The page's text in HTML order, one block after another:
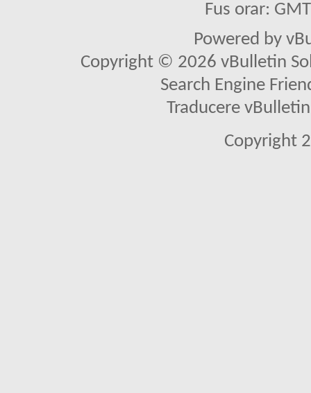
Fus orar:
Powered by
Copyright © 2026 vBulletin
Search Engine
Traducere
Copyright